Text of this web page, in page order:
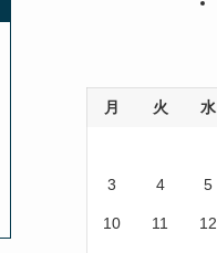
月 火 水
3 4 5
10 11 12